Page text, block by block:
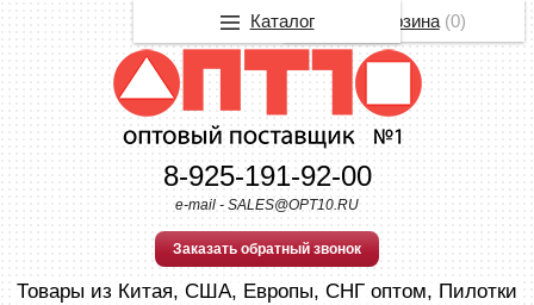
8-925-191-92-00
e-mail - SALES@OPT10.RU
Заказать обратный звонок
Товары из Китая, США, Европы, СНГ оптом, Пилотки
Корзина(0)
Каталог